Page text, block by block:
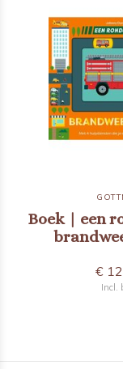
Boek | een
€
Incl.